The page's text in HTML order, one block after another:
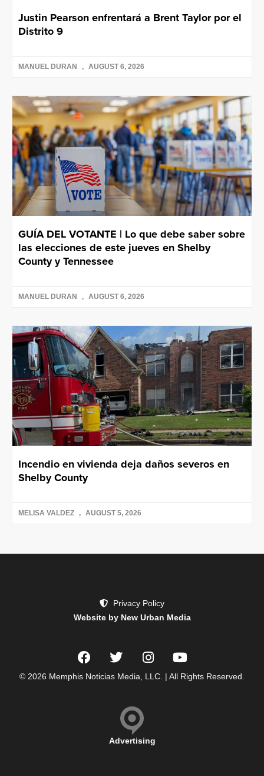
Justin Pearson enfrentará a Brent Taylor por el
Distrito 9
MANUEL DURAN AUGUST 6, 2026
GUÍA DEL VOTANTE | Lo que debe saber sobre
las elecciones de este jueves en Shelby
County y Tennessee
MANUEL DURAN AUGUST 6, 2026
Incendio en vivienda deja daños severos en
Shelby County
MELISA VALDEZ AUGUST 5, 2026
Privacy Policy
Website by New Urban Media
© 2026 Memphis Noticias Media, LLC. | All Rights Reserved.
Advertising